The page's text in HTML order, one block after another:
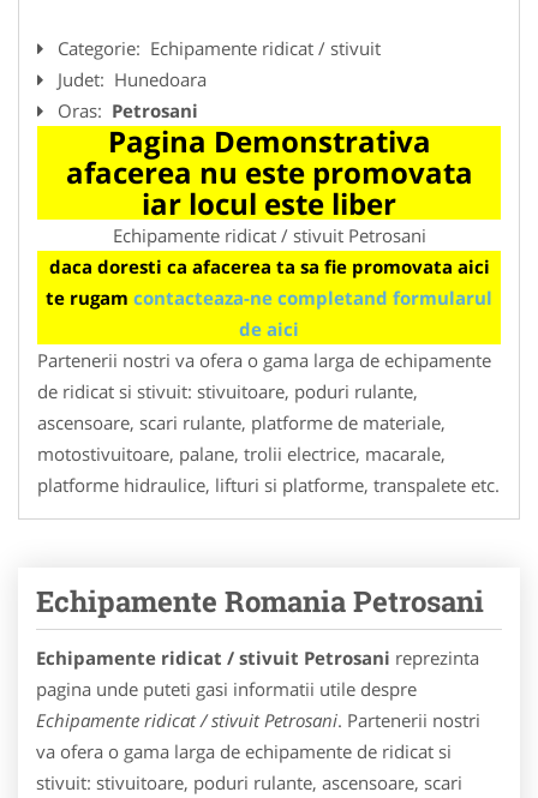
Categorie: Echipamente ridicat / stivuit
Judet: Hunedoara
Oras: Petrosani
Pagina Demonstrativa
afacerea nu este promovata
iar locul este liber
Echipamente ridicat / stivuit Petrosani
daca doresti ca afacerea ta sa fie promovata aici
te rugam contacteaza-ne completand formularul
de aici
Partenerii nostri va ofera o gama larga de echipamente
de ridicat si stivuit: stivuitoare, poduri rulante,
ascensoare, scari rulante, platforme de materiale,
motostivuitoare, palane, trolii electrice, macarale,
platforme hidraulice, lifturi si platforme, transpalete etc.
Echipamente Romania Petrosani
Echipamente ridicat / stivuit Petrosani reprezinta
pagina unde puteti gasi informatii utile despre
Echipamente ridicat / stivuit Petrosani. Partenerii nostri
va ofera o gama larga de echipamente de ridicat si
stivuit: stivuitoare, poduri rulante, ascensoare, scari